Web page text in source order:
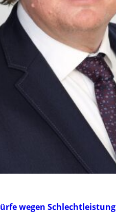
wegen Schlechtleistung